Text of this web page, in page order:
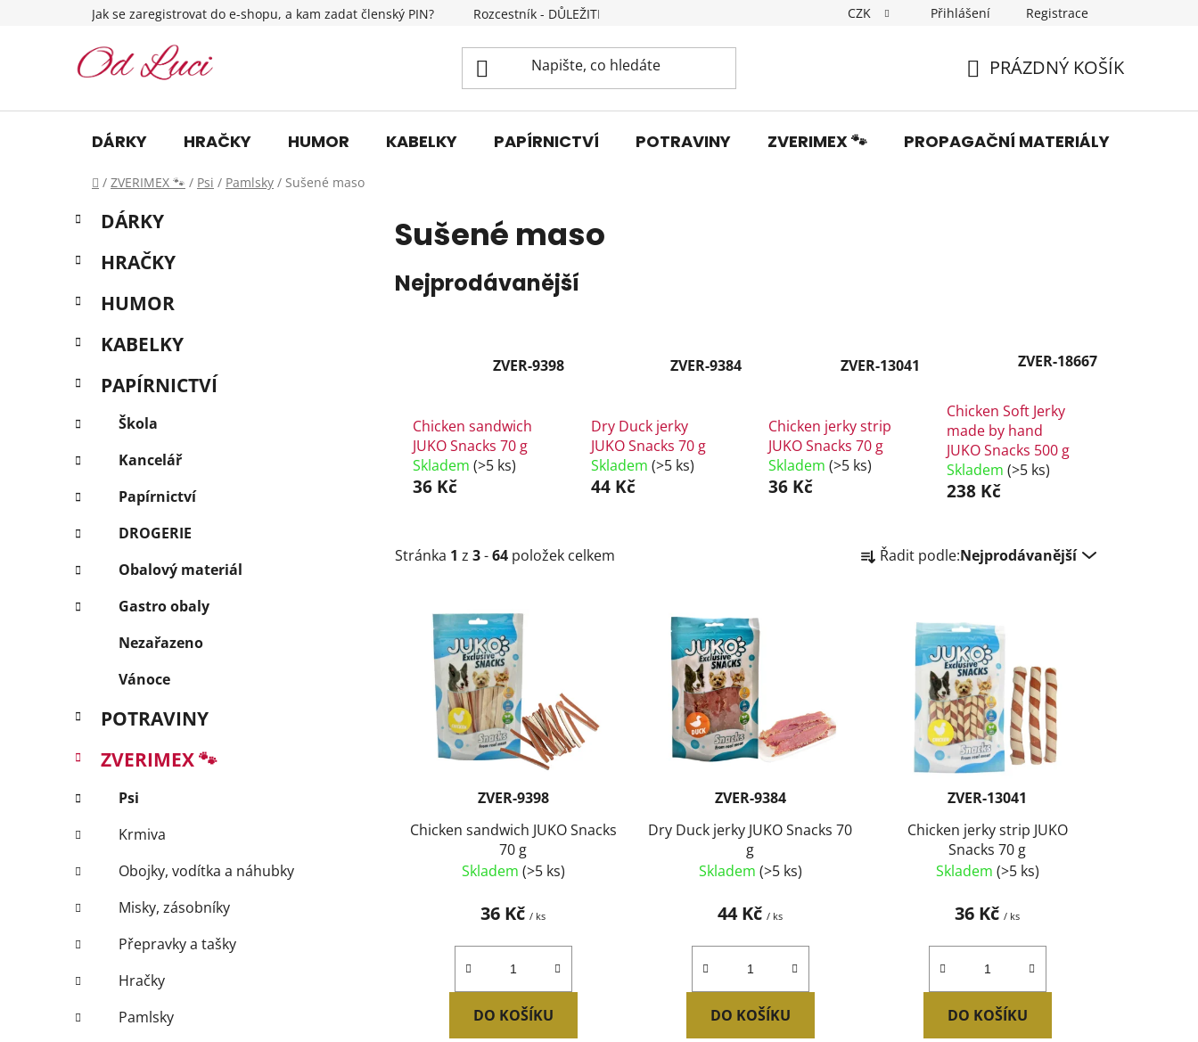
Jak se zaregistrovat do e-shopu, a kam zadat členský PIN? Rozcestník - DŮLEŽITÉ INFORMACE Dopravné Obchodní podmínky Podmínky ochrany
CZK Přihlášení Registrace
KOŠÍK
PRÁZDNÝ KOŠÍK
DÁRKY HRAČKY HUMOR KABELKY PAPÍRNICTVÍ POTRAVINY ZVERIMEX 🐾 PROPAGAČNÍ MATERIÁLY
Domů
/ ZVERIMEX 🐾 / Psi / Pamlsky / Sušené maso
P
o
s
r
n
n
í
p
n
e
l
Přeskočit
kategorie
K
a
e
o
i
DÁRKY
HRAČKY
HUMOR
KABELKY
PAPÍRNICTVÍ
Škola
Kancelář
Papírnictví
DROGERIE
Obalový materiál
Gastro obaly
Nezařazeno
Vánoce
POTRAVINY
ZVERIMEX 🐾
Psi
Krmiva
Obojky, vodítka a náhubky
Misky, zásobníky
Přepravky a tašky
Hračky
Pamlsky
Sušené maso
Nejprodávanější
ZVER-9398
Chicken sandwich
JUKO Snacks 70 g
Skladem (>5 ks)
36 Kč
ZVER-9384
Dry Duck jerky
JUKO Snacks 70 g
Skladem (>5 ks)
44 Kč
ZVER-13041
Chicken jerky strip
JUKO Snacks 70 g
Skladem (>5 ks)
36 Kč
ZVER-18667
Chicken Soft Jerky
made by hand
JUKO Snacks 500 g
Skladem (>5 ks)
238 Kč
Stránka 1 z 3-64 položek celkem a Řadit podle:Nejprodávanější
ZVER-9398
Chicken sandwich JUKO Snacks
70 g
Skladem (>5 ks)
36 Kč/ ks
DO KOŠÍKU
ZVER-9384
Dry Duck jerky JUKO Snacks 70
g
Skladem (>5 ks)
44 Kč/ ks
DO KOŠÍKU
ZVER-13041
Chicken jerky strip JUKO
Snacks 70 g
Skladem (>5 ks)
36 Kč/ ks
DO KOŠÍKU